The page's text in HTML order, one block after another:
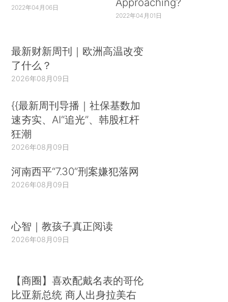
2022年04月06日
2022年04月01日
最新财新周刊｜欧洲高温改变
了什么？
2026年08月09日
{{最新周刊导播｜社保基数加
速夯实、AI“追光”、韩股杠杆
狂潮
2026年08月09日
河南西平“7.30”刑案嫌犯落网
2026年08月09日
心智｜教孩子真正阅读
2026年08月09日
【商圈】喜欢配戴名表的哥伦
比亚新总统 商人出身拉美右